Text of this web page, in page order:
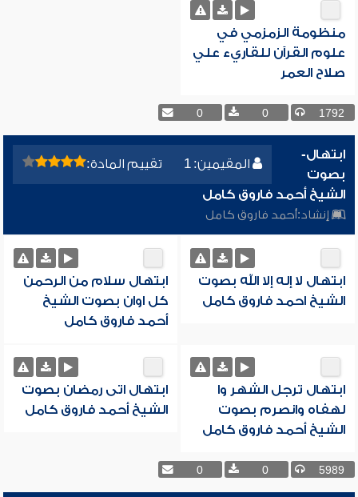
منظومة الزمزمي في
علوم القرآن للقاريء علي
صلاح العمر
1792
0
0
المقيمين: 1 تقييم المادة:
ابتهال-
بصوت
الشيخ أحمد فاروق كامل
إنشاد:أحمد فاروق كامل
ابتهال لا إله إلا الله بصوت
الشيخ احمد فاروق كامل
ابتهال سلام من الرحمن
كل اوان بصوت الشيخ
أحمد فاروق كامل
ابتهال ترجل الشهر وا
لهفاه وانصرم بصوت
الشيخ أحمد فاروق كامل
ابتهال اتى رمضان بصوت
الشيخ أحمد فاروق كامل
5989
0
0